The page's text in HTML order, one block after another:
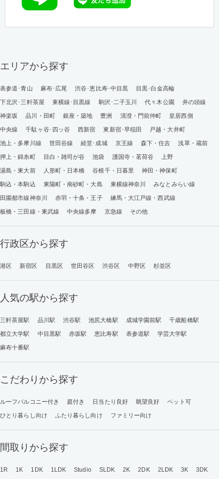
エリアから探す
表参道･青山 麻布･広尾 渋谷･恵比寿･中目黒
目黒･白金高輪
下北沢･三軒茶屋
東横線･目黒線 駒沢･二子玉川 代々木公園
井の頭線
神楽坂
品川・田町 銀座・築地 豊洲 清澄・門前仲町
皇居西側
中央線
千駄ヶ谷･四ッ谷 西新宿 東新宿･早稲田
戸越・大井町
池上・多摩川線
世田谷線 経堂･成城 京王線 森下・住吉
浅草・蔵前
押上・錦糸町
目白・雑司が谷 池袋 護国寺・茗荷谷
上野
湯島・東大前
人形町・日本橋 谷根千・日暮里
神田・神保町
駒込・本駒込
東陽町・南砂町・大島 東横線神奈川
みなとみらい線
田園都市線神奈川
赤羽・十条・王子
練馬・大江戸線・西武線
板橋・三田線・東武線
中央線多摩 京急線 その他
行政区から探す
港区 新宿区 目黒区 世田谷区 渋谷区 中野区 杉並区
人気の駅から探す
三軒茶屋駅 品川駅 渋谷駅 池尻大橋駅 成城学園前駅
千歳船橋駅
都立大学駅
中目黒駅 赤坂駅 恵比寿駅 表参道駅
学芸大学駅
麻布十番駅
こだわりから探す
ルーフバルコニー付き 庭付き 日当たり良好 眺望良好
ペット可
ひとり暮らし向け
ふたり暮らし向け ファミリー向け
間取りから探す
1R 1K 1DK 1LDK Studio SLDK 2K 2DK 2LDK 3K
3DK